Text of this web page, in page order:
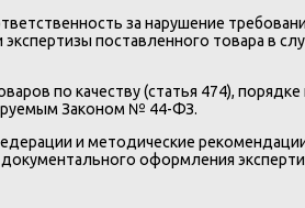
за нарушение
поставленного товара в
по качеству (статья 474), порядке
Законом № 44-ФЗ.
и методические
оформления